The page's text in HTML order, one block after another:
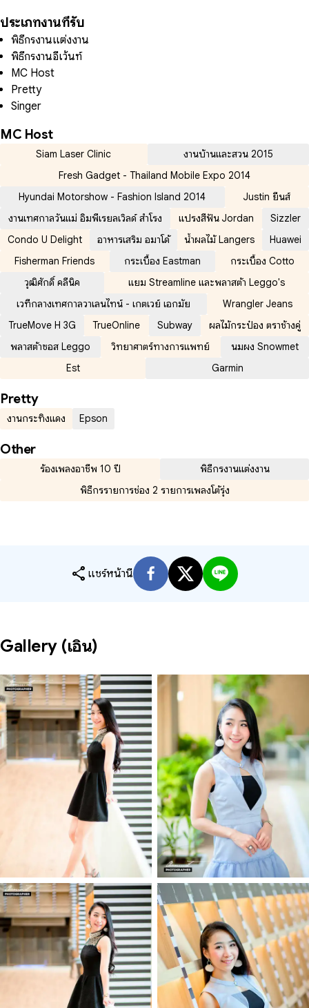
ประเภทงานที่รับ
พิธีกรงาน​แต่งงาน​
พิธีกรงานอีเว้นท์
MC Host
Pretty
Singer
MC Host
Siam Laser Clinic
งานบ้านและสวน 2015
Fresh Gadget - Thailand Mobile Expo 2014
Hyundai Motorshow - Fashion Island 2014
Justin ยีนส์
งานเทศกาลวันแม่ อิมพีเรียลเวิลด์ สำโรง
แปรงสีฟัน Jordan
Sizzler
Condo U Delight
อาหารเสริม อมาโด้ น้ำผลไม้ Langers
Huawei
Fisherman Friends
กระเบื้อง Eastman
กระเบื้อง Cotto
วุฒิศักดิ์ คลีนิค
แยม Streamline และพลาสต้า Leggo's
เวทีกลางเทศกาลวาเลนไทน์ - เกตเวย์ เอกมัย
Wrangler Jeans
TrueMove H 3G
TrueOnline Subway
ผลไม้กระป๋อง ตราช้างคู่
พลาสต้าซอส Leggo
วิทยาศาตร์ทางการแพทย์
นมผง Snowmet
Est
Garmin
Pretty
งานกระทิงแดง Epson
Other
ร้องเพลงอาชีพ 10 ปี
พิธีกรงานแต่งงาน
พิธีกรรายการช่อง 2 รายการเพลงโต้รุ่ง
share แชร์หน้านี้
Gallery (เอิน)